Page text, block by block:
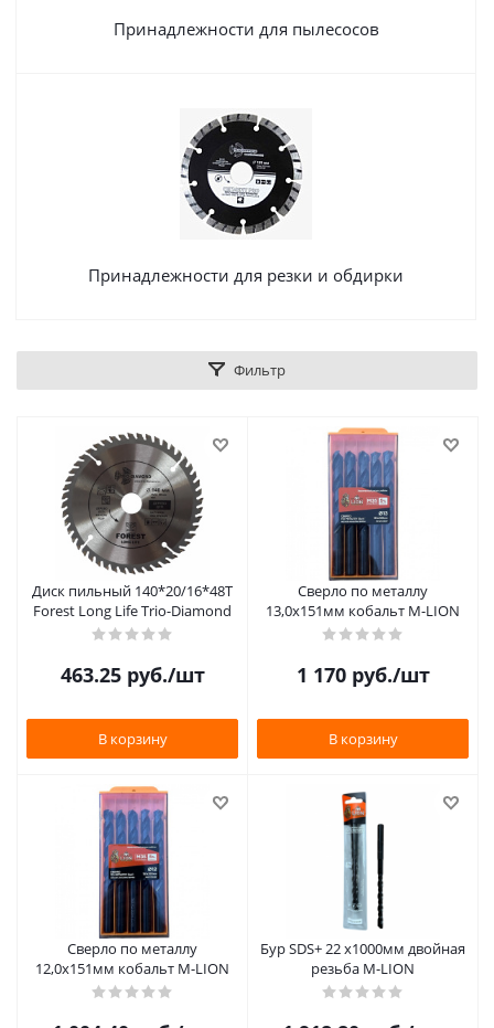
Принадлежности для пылесосов
Принадлежности для резки и обдирки
Фильтр
Диск пильный 140*20/16*48Т
Forest Long Life Trio-Diamond
463.25руб./шт
В корзину
Сверло по металлу
13,0х151мм кобальт M-LION
1 170руб./шт
В корзину
Сверло по металлу
12,0х151мм кобальт M-LION
Бур SDS+ 22 х1000мм двойная
резьба M-LION